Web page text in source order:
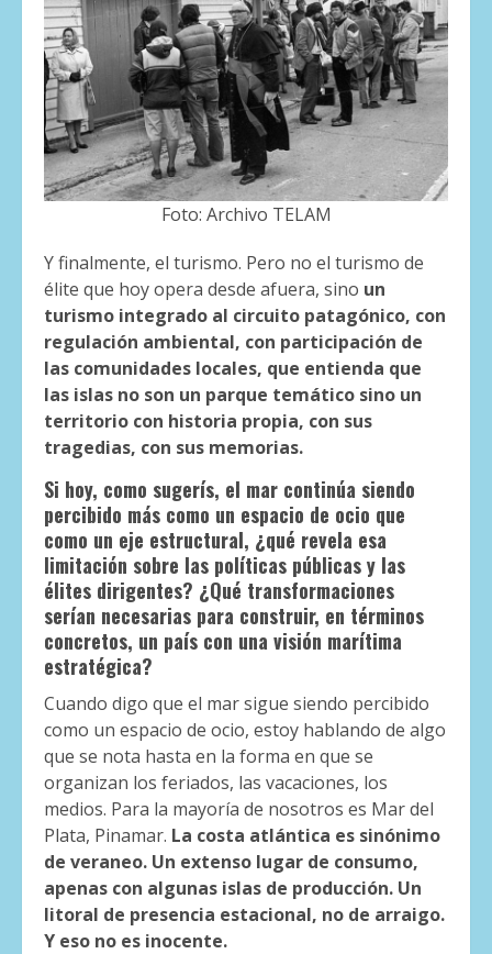
Foto: Archivo TELAM
Y finalmente, el turismo. Pero no el turismo de
élite que hoy opera desde afuera, sino un
turismo integrado al circuito patagónico, con
regulación ambiental, con participación de
las comunidades locales, que entienda que
las islas no son un parque temático sino un
territorio con historia propia, con sus
tragedias, con sus memorias.
Si hoy, como sugerís, el mar continúa siendo
percibido más como un espacio de ocio que
como un eje estructural, ¿qué revela esa
limitación sobre las políticas públicas y las
élites dirigentes? ¿Qué transformaciones
serían necesarias para construir, en términos
concretos, un país con una visión marítima
estratégica?
Cuando digo que el mar sigue siendo percibido
como un espacio de ocio, estoy hablando de algo
que se nota hasta en la forma en que se
organizan los feriados, las vacaciones, los
medios. Para la mayoría de nosotros es Mar del
Plata, Pinamar. La costa atlántica es sinónimo
de veraneo. Un extenso lugar de consumo,
apenas con algunas islas de producción. Un
litoral de presencia estacional, no de arraigo.
Y eso no es inocente.